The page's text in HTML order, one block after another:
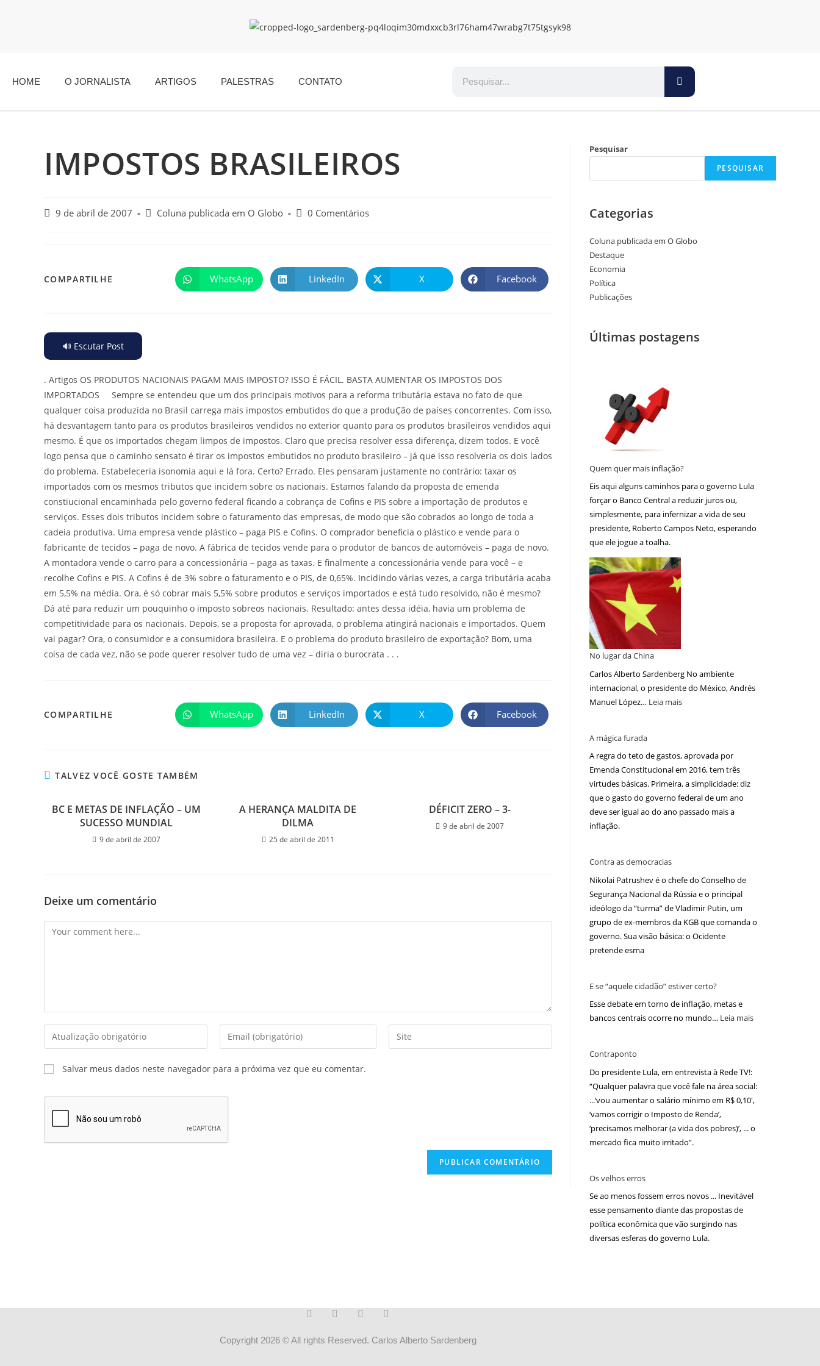
HOME O JORNALISTA ARTIGOS PALESTRAS CONTATO
IMPOSTOS BRASILEIROS
9 de abril de 2007 Coluna publicada em O Globo 0 Comentários
COMPARTILHE WhatsApp LinkedIn X Facebook
🔊 Escutar Post
. Artigos OS PRODUTOS NACIONAIS PAGAM MAIS IMPOSTO? ISSO É FÁCIL. BASTA AUMENTAR OS IMPOSTOS DOS
IMPORTADOS Sempre se entendeu que um dos principais motivos para a reforma tributária estava no fato de que
qualquer coisa produzida no Brasil carrega mais impostos embutidos do que a produÇão de países concorrentes. Com isso,
há desvantagem tanto para os produtos brasileiros vendidos no exterior quanto para os produtos brasileiros vendidos aqui
mesmo. É que os importados chegam limpos de impostos. Claro que precisa resolver essa diferença, dizem todos. E você
logo pensa que o caminho sensato é tirar os impostos embutidos no produto brasileiro – já que isso resolveria os dois lados
do problema. Estabeleceria isonomia aqui e lá fora. Certo? Errado. Eles pensaram justamente no contrário: taxar os
importados com os mesmos tributos que incidem sobre os nacionais. Estamos falando da proposta de emenda
constiucional encaminhada pelo governo federal ficando a cobrança de Cofins e PIS sobre a importação de produtos e
serviços. Esses dois tributos incidem sobre o faturamento das empresas, de modo que são cobrados ao longo de toda a
cadeia produtiva. Uma empresa vende plástico – paga PIS e Cofins. O comprador beneficia o plástico e vende para o
fabricante de tecidos – paga de novo. A fábrica de tecidos vende para o produtor de bancos de automóveis – paga de novo.
A montadora vende o carro para a concessionária – paga as taxas. E finalmente a concessionária vende para você – e
recolhe Cofins e PIS. A Cofins é de 3% sobre o faturamento e o PIS, de 0,65%. Incidindo várias vezes, a carga tributária acaba
em 5,5% na média. Ora, é só cobrar mais 5,5% sobre produtos e serviços importados e está tudo resolvido, não é mesmo?
Dá até para reduzir um pouquinho o imposto sobreos nacionais. Resultado: antes dessa idéia, havia um problema de
competitividade para os nacionais. Depois, se a proposta for aprovada, o problema atingirá nacionais e importados. Quem
vai pagar? Ora, o consumidor e a consumidora brasileira. E o problema do produto brasileiro de exportação? Bom, uma
coisa de cada vez, não se pode querer resolver tudo de uma vez – diria o burocrata . . .
COMPARTILHE WhatsApp LinkedIn X Facebook
TALVEZ VOCÊ GOSTE TAMBÉM
BC E METAS DE INFLAÇÃO – UM
SUCESSO MUNDIAL
9 de abril de 2007
A HERANÇA MALDITA DE
DILMA
25 de abril de 2011
DÉFICIT ZERO – 3-
9 de abril de 2007
Deixe um comentário
Salvar meus dados neste navegador para a próxima vez que eu comentar.
Pesquisar
PESQUISAR
Categorias
Coluna publicada em O Globo
Destaque
Economia
Política
Publicações
Últimas postagens
Quem quer mais inflação?
Eis aqui alguns caminhos para o governo Lula
forçar o Banco Central a reduzir juros ou,
simplesmente, para infernizar a vida de seu
presidente, Roberto Campos Neto, esperando
que ele jogue a toalha.
No lugar da China
Carlos Alberto Sardenberg No ambiente
internacional, o presidente do México, Andrés
Manuel López… Leia mais
A mágica furada
A regra do teto de gastos, aprovada por
Emenda Constitucional em 2016, tem três
virtudes básicas. Primeira, a simplicidade: diz
que o gasto do governo federal de um ano
deve ser igual ao do ano passado mais a
inflação.
Contra as democracias
Nikolai Patrushev é o chefe do Conselho de
Segurança Nacional da Rússia e o principal
ideólogo da “turma” de Vladimir Putin, um
grupo de ex-membros da KGB que comanda o
governo. Sua visão básica: o Ocidente
pretende esma
E se “aquele cidadão” estiver certo?
Esse debate em torno de inflação, metas e
bancos centrais ocorre no mundo… Leia mais
Contraponto
Do presidente Lula, em entrevista à Rede TV!:
“Qualquer palavra que você fale na área social:
...‘vou aumentar o salário mínimo em R$ 0,10′,
‘vamos corrigir o Imposto de Renda’,
‘precisamos melhorar (a vida dos pobres)’, ... o
mercado fica muito irritado”.
Os velhos erros
Se ao menos fossem erros novos ... Inevitável
esse pensamento diante das propostas de
política econômica que vão surgindo nas
diversas esferas do governo Lula.
Copyright 2026 © All rights Reserved. Carlos Alberto Sardenberg